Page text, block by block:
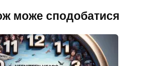
може сподобатися